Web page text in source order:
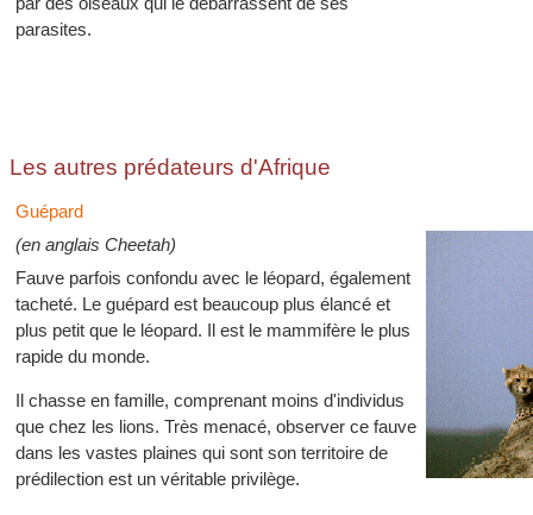
parasites.
Les autres prédateurs d'Afrique
Guépard
(en anglais Cheetah)
Fauve parfois confondu avec le léopard, également
tacheté. Le guépard est beaucoup plus élancé et
plus petit que le léopard. Il est le mammifère le plus
rapide du monde.
Il chasse en famille, comprenant moins d'individus
que chez les lions. Très menacé, observer ce fauve
dans les vastes plaines qui sont son territoire de
prédilection est un véritable privilège.